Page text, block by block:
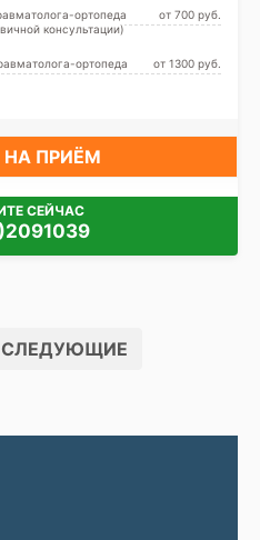
ортопеда
консультации)
от 700 pуб.
ортопеда
от 1300 pуб.
ПРИЁМ
СЕЙЧАС
СЛЕДУЮЩИЕ